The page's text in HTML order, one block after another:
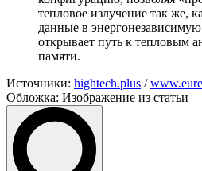
тепловое излучение так же,
данные в
открывает путь к тепловым
памяти.
Источники: hightech.plus /
Обложка: Изображение из статьи